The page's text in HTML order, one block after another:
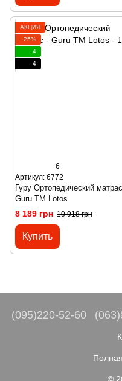
АКЦИЯ
−25%
4
4
6
Артикул: 6772
Гуру Ортопедический
Guru ТМ Lotos
8 189 грн 10 918 грн
Купить
(095)220-52-60
©